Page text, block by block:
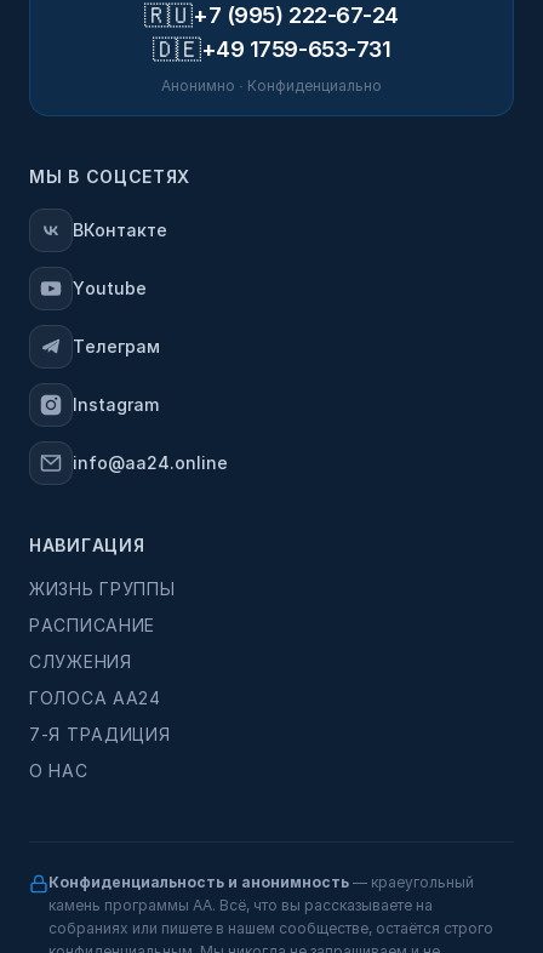
🇷🇺+7 (995) 222-67-24
🇩🇪+49 1759-653-731
Анонимно · Конфиденциально
МЫ В СОЦСЕТЯХ
ВКонтакте
Youtube
Телеграм
Instagram
info@aa24.online
НАВИГАЦИЯ
ЖИЗНЬ ГРУППЫ
РАСПИСАНИЕ
СЛУЖЕНИЯ
ГОЛОСА АА24
7-Я ТРАДИЦИЯ
О НАС
Конфиденциальность и анонимность — краеугольный
камень программы АА. Всё, что вы рассказываете на
собраниях или пишете в нашем сообществе, остаётся строго